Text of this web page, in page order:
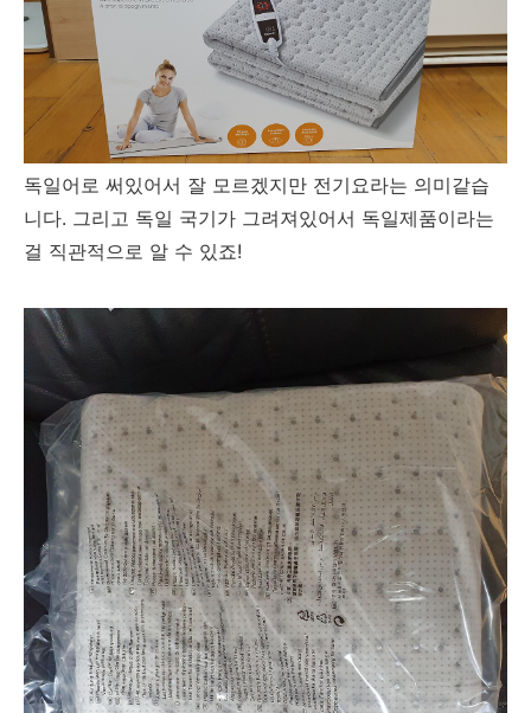
독일어로 써있어서 잘 모르겠지만 전기요라는 의미같습
니다. 그리고 독일 국기가 그려져있어서 독일제품이라는
걸 직관적으로 알 수 있죠!